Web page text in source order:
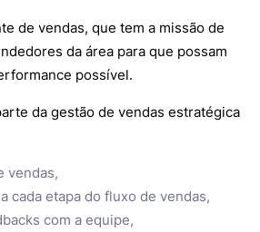
de vendas, que tem a missão de
da área para que possam
possível.
da gestão de vendas estratégica
vendas,
cada etapa do fluxo de vendas,
com a equipe,